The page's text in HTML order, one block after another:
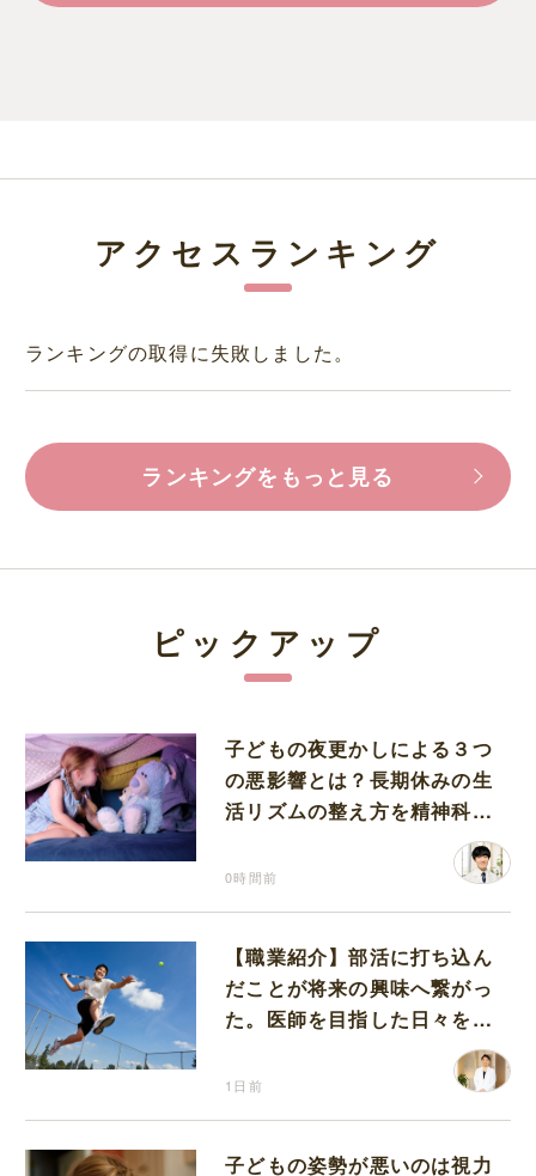
アクセスランキング
ランキングの取得に失敗しました。
ランキングをもっと見る
ピックアップ
子どもの夜更かしによる３つ
の悪影響とは？長期休みの生
活リズムの整え方を精神科医
0時間前
【職業紹介】部活に打ち込ん
だことが将来の興味へ繋がっ
た。医師を目指した日々を振
1日前
子どもの姿勢が悪いのは視力